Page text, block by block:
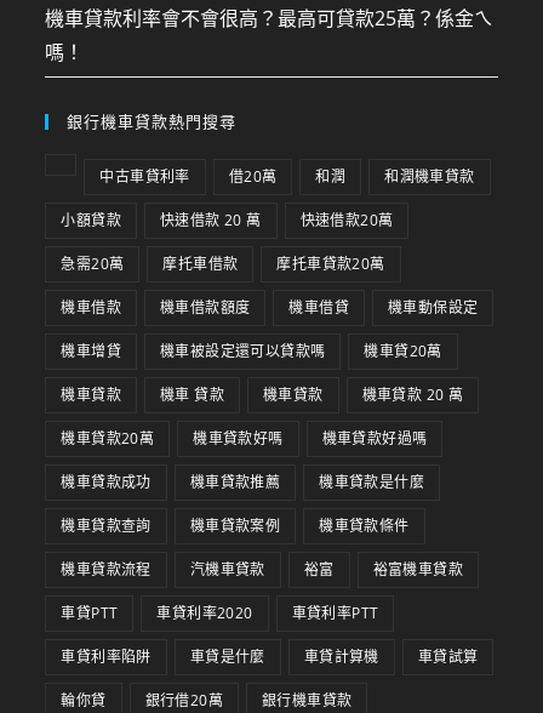
機車貸款利率會不會很高？最高可貸款25萬？係金ㄟ
嗎！
銀行機車貸款熱門搜尋
中古車貸利率 借20萬 和潤 和潤機車貸款
小額貸款 快速借款 20 萬 快速借款20萬
急需20萬 摩托車借款 摩托車貸款20萬
機車借款 機車借款額度 機車借貸 機車動保設定
機車增貸 機車被設定還可以貸款嗎 機車貸20萬
機車貸款 機車 貸款 機車貸款 機車貸款 20 萬
機車貸款20萬 機車貸款好嗎 機車貸款好過嗎
機車貸款成功 機車貸款推薦 機車貸款是什麼
機車貸款查詢 機車貸款案例 機車貸款條件
機車貸款流程 汽機車貸款 裕富 裕富機車貸款
車貸PTT 車貸利率2020 車貸利率PTT
車貸利率陷阱 車貸是什麼 車貸計算機 車貸試算
輪你貸 銀行借20萬 銀行機車貸款